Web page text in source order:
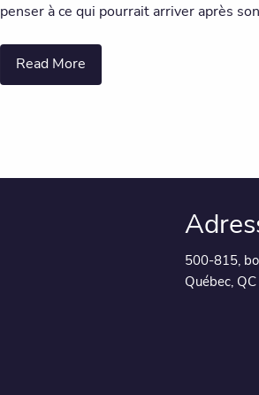
penser à ce qui pourrait arriver après
Read More
500-815,
Québec,